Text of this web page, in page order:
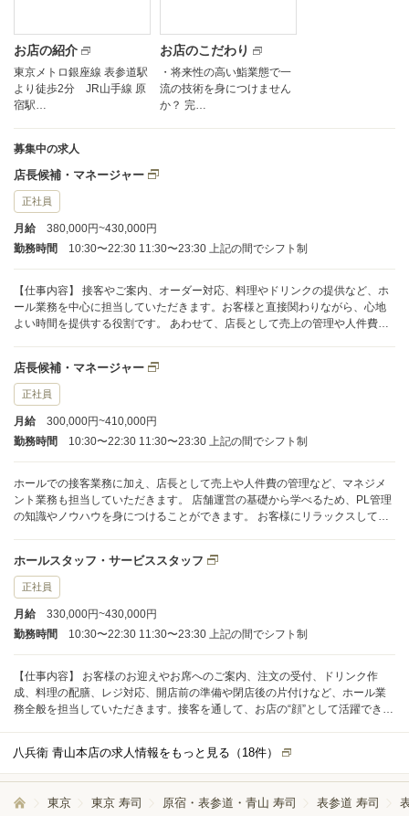
お店の紹介
東京メトロ銀座線 表参道駅
より徒歩2分 JR山手線 原
宿駅…
お店のこだわり
・将来性の高い鮨業態で一
流の技術を身につけません
か？ 完…
募集中の求人
店長候補・マネージャー
正社員
月給
380,000円~430,000円
勤務時間
10:30〜22:30 11:30〜23:30 上記の間でシフト制
【仕事内容】 接客やご案内、オーダー対応、料理やドリンクの提供など、ホ
ール業務を中心に担当していただきます。お客様と直接関わりながら、心地
よい時間を提供する役割です。 あわせて、店長として売上の管理や人件費の
識も身につけられる環境です。 現場での接客力と、店舗を動かす経営視点の
両方を磨きながら、お客様がゆったりと過ごせる空間づくりに取り組んでい
きましょう。
店長候補・マネージャー
正社員
月給
300,000円~410,000円
勤務時間
10:30〜22:30 11:30〜23:30 上記の間でシフト制
ホールでの接客業務に加え、店長として売上や人件費の管理など、マネジメ
ント業務も担当していただきます。 店舗運営の基礎から学べるため、PL管理
の知識やノウハウを身につけることができます。 お客様にリラックスして過
ホールスタッフ・サービススタッフ
正社員
月給
330,000円~430,000円
勤務時間
10:30〜22:30 11:30〜23:30 上記の間でシフト制
【仕事内容】 お客様のお迎えやお席へのご案内、注文の受付、ドリンク作
成、料理の配膳、レジ対応、開店前の準備や閉店後の片付けなど、ホール業
務全般を担当していただきます。接客を通して、お店の“顔”として活躍できる
マネジメント業務にもチャレンジしていただきます。数字の見方やPLの考え
方など、経営の基礎からしっかり学べる環境が整っています。 日々の接客だ
お客様がゆったりと過ごせる空間づくりを目指し、一緒に愛される店舗を育
八兵衛 青山本店の求人情報をもっと見る（ 18件）
東京 東京 寿司 原宿・表参道・青山 寿司 表参道 寿司